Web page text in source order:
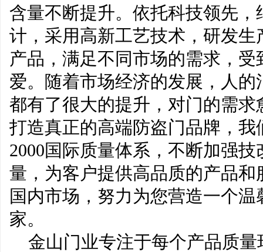
含量不断提升。依托科技领先
计，采用高新工艺技术，研发
产品，满足不同市场的需求，
爱。随着市场经济的发展，人
都有了很大的提升，对门的需
打造真正的高端防盗门品牌，我
2000国际质量体系，不断加强
量，为客户提供高品质的产品
国内市场，努力为您营造一个
家。
金山门业专注于每个产品质量